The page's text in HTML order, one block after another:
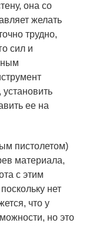
она со
желать
трудно,
сил и
установить
ее на
пистолетом)
материала,
с этим
нет
что у
но это